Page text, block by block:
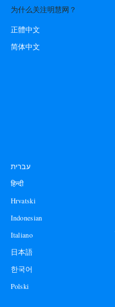
为什么关注明慧网？
正體中文
简体中文
עברית
हिन्दी
Hrvatski
Indonesian
Italiano
日本語
한국어
Polski